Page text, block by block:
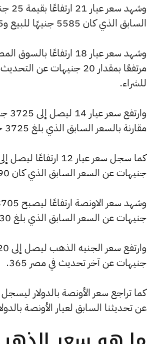
السابق الذي كان 5585 جنيهًا للبيع و5535 جنيهًا للشراء.
للشراء.
مقارنة بالسعر السابق الذي بلغ 3725 جنيهًا للبيع و3690 جنيهًا للشراء.
جنيهات عن السعر السابق الذي كان 3190 جنيهًا للبيع و3165 جنيهًا للشراء.
جنيهات عن السعر السابق الذي بلغ 198530 جنيهًا للبيع و196750 جنيهًا للشراء.
جنيهات عن آخر تحديث في مصر 365.
عن تحديثنا السابق لعيار الأونصة